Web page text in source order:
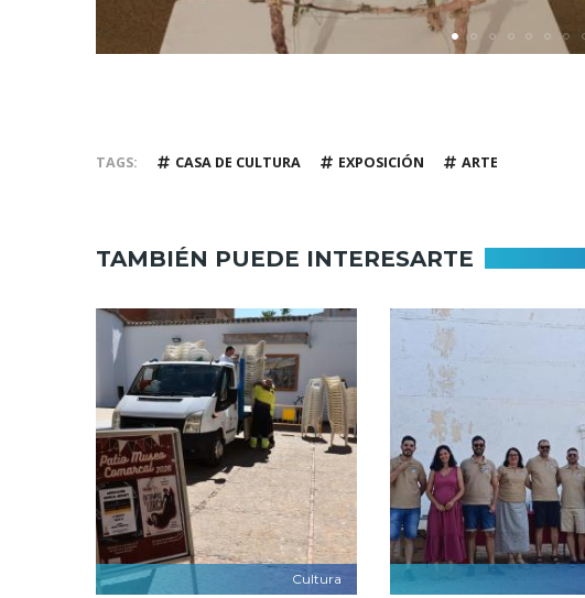
TAGS CASA DE CULTURA EXPOSICIÓN ARTE
TAMBIÉN PUEDE INTERESARTE
Cultura